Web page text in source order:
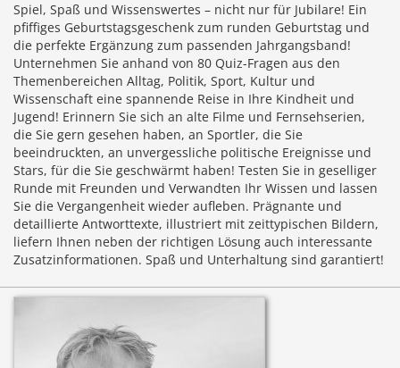
Spiel, Spaß und Wissenswertes – nicht nur für Jubilare! Ein
pfiffiges Geburtstagsgeschenk zum runden Geburtstag und
die perfekte Ergänzung zum passenden Jahrgangsband!
Unternehmen Sie anhand von 80 Quiz-Fragen aus den
Themenbereichen Alltag, Politik, Sport, Kultur und
Wissenschaft eine spannende Reise in Ihre Kindheit und
Jugend! Erinnern Sie sich an alte Filme und Fernsehserien,
die Sie gern gesehen haben, an Sportler, die Sie
beeindruckten, an unvergessliche politische Ereignisse und
Stars, für die Sie geschwärmt haben! Testen Sie in geselliger
Runde mit Freunden und Verwandten Ihr Wissen und lassen
Sie die Vergangenheit wieder aufleben. Prägnante und
detaillierte Antworttexte, illustriert mit zeittypischen Bildern,
liefern Ihnen neben der richtigen Lösung auch interessante
Zusatzinformationen. Spaß und Unterhaltung sind garantiert!